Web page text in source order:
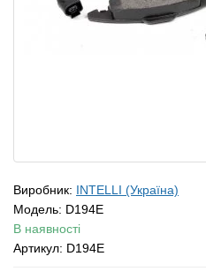
Виробник: INTELLI (Україна)
Модель: D194E
В наявності
Артикул: D194E